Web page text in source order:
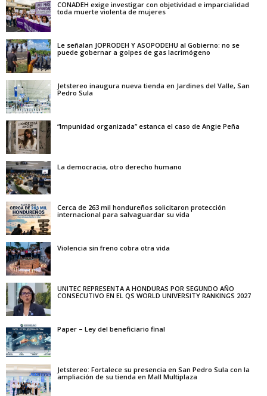
CONADEH exige investigar con objetividad e imparcialidad
toda muerte violenta de mujeres
Le señalan JOPRODEH Y ASOPODEHU al Gobierno: no se
puede gobernar a golpes de gas lacrimógeno
Jetstereo inaugura nueva tienda en Jardines del Valle, San
Pedro Sula
“Impunidad organizada” estanca el caso de Angie Peña
La democracia, otro derecho humano
Cerca de 263 mil hondureños solicitaron protección
internacional para salvaguardar su vida
Violencia sin freno cobra otra vida
UNITEC REPRESENTA A HONDURAS POR SEGUNDO AÑO
CONSECUTIVO EN EL QS WORLD UNIVERSITY RANKINGS 2027
Paper – Ley del beneficiario final
Jetstereo: Fortalece su presencia en San Pedro Sula con la
ampliación de su tienda en Mall Multiplaza